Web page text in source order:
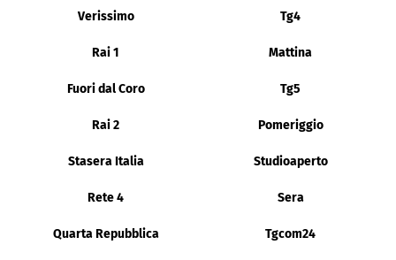
Verissimo Tg4
Rai 1 Mattina
Fuori dal Coro Tg5
Rai 2 Pomeriggio
Stasera Italia Studioaperto
Rete 4 Sera
Quarta Repubblica Tgcom24